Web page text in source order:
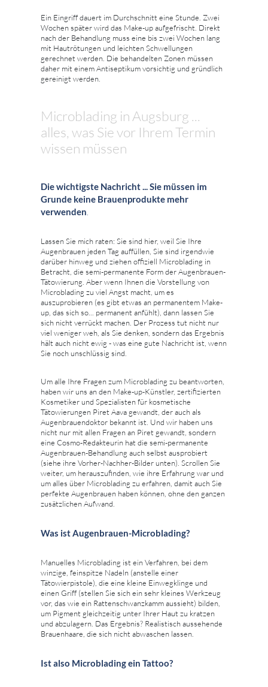
Ein Eingriff dauert im Durchschnitt eine Stunde. Zwei
Wochen später wird das Make-up aufgefrischt. Direkt
nach der Behandlung muss eine bis zwei Wochen lang
mit Hautrötungen und leichten Schwellungen
gerechnet werden. Die behandelten Zonen müssen
daher mit einem Antiseptikum vorsichtig und gründlich
gereinigt werden.
Microblading in Augsburg ...
alles, was Sie vor Ihrem Termin
wissen müssen
Die wichtigste Nachricht ... Sie müssen im
Grunde keine Brauenprodukte mehr
verwenden
Lassen Sie mich raten: Sie sind hier, weil Sie Ihre
Augenbrauen jeden Tag auffüllen, Sie sind irgendwie
darüber hinweg und ziehen offiziell Microblading in
Betracht, die semi-permanente Form der Augenbrauen-
Tätowierung. Aber wenn Ihnen die Vorstellung von
Microblading zu viel Angst macht, um es
auszuprobieren (es gibt etwas an permanentem Make-
up, das sich so... permanent anfühlt), dann lassen Sie
sich nicht verrückt machen. Der Prozess tut nicht nur
viel weniger weh, als Sie denken, sondern das Ergebnis
hält auch nicht ewig - was eine gute Nachricht ist, wenn
Sie noch unschlüssig sind.
Um alle Ihre Fragen zum Microblading zu beantworten,
haben wir uns an den Make-up-Künstler, zertifizierten
Kosmetiker und Spezialisten für kosmetische
Tätowierungen Piret Aava gewandt, der auch als
Augenbrauendoktor bekannt ist. Und wir haben uns
nicht nur mit allen Fragen an Piret gewandt, sondern
eine Cosmo-Redakteurin hat die semi-permanente
Augenbrauen-Behandlung auch selbst ausprobiert
(siehe ihre Vorher-Nachher-Bilder unten). Scrollen Sie
weiter, um herauszufinden, wie ihre Erfahrung war und
um alles über Microblading zu erfahren, damit auch Sie
perfekte Augenbrauen haben können, ohne den ganzen
zusätzlichen Aufwand.
Was ist Augenbrauen-Microblading?
Manuelles Microblading ist ein Verfahren, bei dem
winzige, feinspitze Nadeln (anstelle einer
Tätowierpistole), die eine kleine Einwegklinge und
einen Griff (stellen Sie sich ein sehr kleines Werkzeug
vor, das wie ein Rattenschwanzkamm aussieht) bilden,
um Pigment gleichzeitig unter Ihrer Haut zu kratzen
und abzulagern. Das Ergebnis? Realistisch aussehende
Brauenhaare, die sich nicht abwaschen lassen.
Ist also Microblading ein Tattoo?